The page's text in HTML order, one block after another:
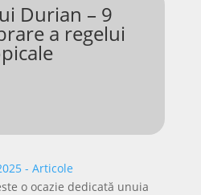
Durian – 9
a regelui
o ocazie dedicată unuia